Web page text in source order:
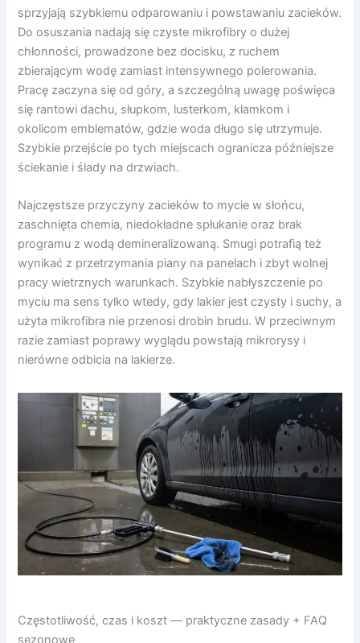
sprzyjają szybkiemu odparowaniu i powstawaniu zacieków.
Do osuszania nadają się czyste mikrofibry o dużej
chłonności, prowadzone bez docisku, z ruchem
zbierającym wodę zamiast intensywnego polerowania.
Pracę zaczyna się od góry, a szczególną uwagę poświęca
się rantowi dachu, słupkom, lusterkom, klamkom i
okolicom emblematów, gdzie woda długo się utrzymuje.
Szybkie przejście po tych miejscach ogranicza późniejsze
ściekanie i ślady na drzwiach.
Najczęstsze przyczyny zacieków to mycie w słońcu,
zaschnięta chemia, niedokładne spłukanie oraz brak
programu z wodą demineralizowaną. Smugi potrafią też
wynikać z przetrzymania piany na panelach i zbyt wolnej
pracy wietrznych warunkach. Szybkie nabłyszczenie po
myciu ma sens tylko wtedy, gdy lakier jest czysty i suchy, a
użyta mikrofibra nie przenosi drobin brudu. W przeciwnym
razie zamiast poprawy wyglądu powstają mikrorysy i
nierówne odbicia na lakierze.
Częstotliwość, czas i koszt — praktyczne zasady + FAQ
sezonowe